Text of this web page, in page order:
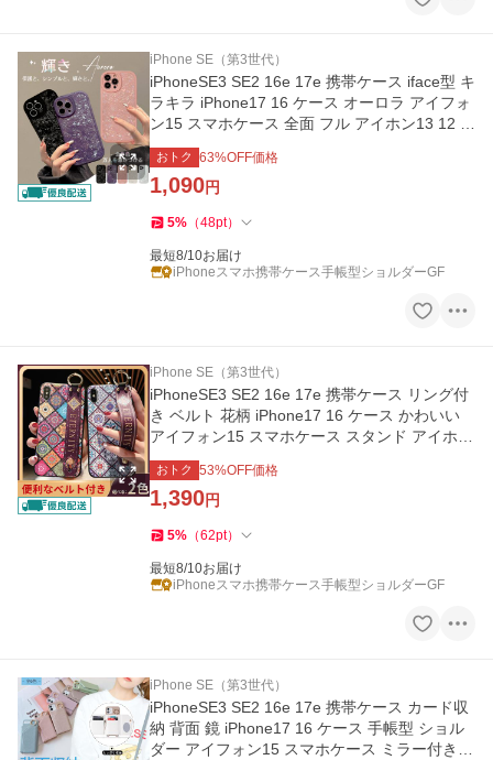
iPhone SE（第3世代）
iPhoneSE3 SE2 16e 17e 携帯ケース iface型 キ
ラキラ iPhone17 16 ケース オーロラ アイフォ
ン15 スマホケース 全面 フル アイホン13 12 1
4 カバー
おトク 63%OFF価格
1,090円
5% （48pt）
最短8/10お届け
iPhoneスマホ携帯ケース手帳型ショルダーGF
iPhone SE（第3世代）
iPhoneSE3 SE2 16e 17e 携帯ケース リング付
き ベルト 花柄 iPhone17 16 ケース かわいい
アイフォン15 スマホケース スタンド アイホン
13 12 14 カバー
おトク 53%OFF価格
1,390円
5% （62pt）
最短8/10お届け
iPhoneスマホ携帯ケース手帳型ショルダーGF
iPhone SE（第3世代）
iPhoneSE3 SE2 16e 17e 携帯ケース カード収
納 背面 鏡 iPhone17 16 ケース 手帳型 ショル
ダー アイフォン15 スマホケース ミラー付き